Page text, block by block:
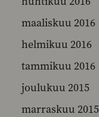
maaliskuu 2016
helmikuu 2016
tammikuu 2016
joulukuu 2015
marraskuu 2015